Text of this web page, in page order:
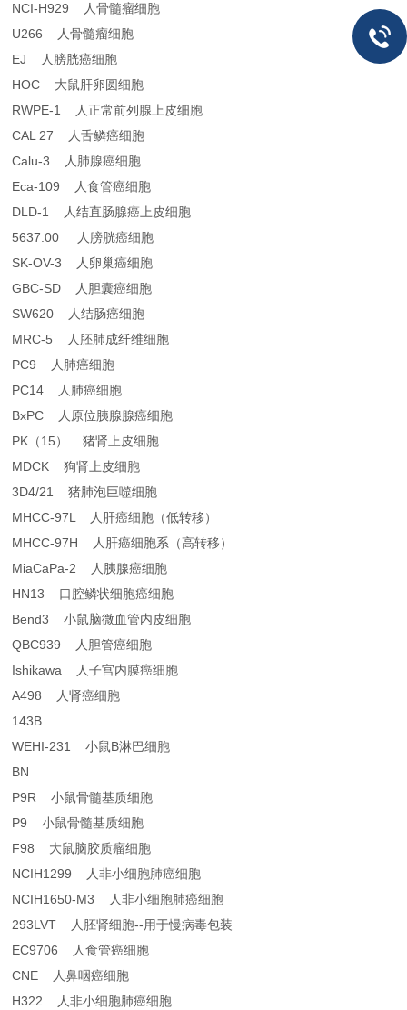
NCI-H929 人骨髓瘤细胞
U266 人骨髓瘤细胞
EJ 人膀胱癌细胞
HOC 大鼠肝卵圆细胞
RWPE-1 人正常前列腺上皮细胞
CAL 27 人舌鳞癌细胞
Calu-3 人肺腺癌细胞
Eca-109 人食管癌细胞
DLD-1 人结直肠腺癌上皮细胞
5637.00 人膀胱癌细胞
SK-OV-3 人卵巢癌细胞
GBC-SD 人胆囊癌细胞
SW620 人结肠癌细胞
MRC-5 人胚肺成纤维细胞
PC9 人肺癌细胞
PC14 人肺癌细胞
BxPC 人原位胰腺腺癌细胞
PK（15） 猪肾上皮细胞
MDCK 狗肾上皮细胞
3D4/21 猪肺泡巨噬细胞
MHCC-97L 人肝癌细胞（低转移）
MHCC-97H 人肝癌细胞系（高转移）
MiaCaPa-2 人胰腺癌细胞
HN13 口腔鳞状细胞癌细胞
Bend3 小鼠脑微血管内皮细胞
QBC939 人胆管癌细胞
Ishikawa 人子宫内膜癌细胞
A498 人肾癌细胞
143B
WEHI-231 小鼠B淋巴细胞
BN
P9R 小鼠骨髓基质细胞
P9 小鼠骨髓基质细胞
F98 大鼠脑胶质瘤细胞
NCIH1299 人非小细胞肺癌细胞
NCIH1650-M3 人非小细胞肺癌细胞
293LVT 人胚肾细胞--用于慢病毒包装
EC9706 人食管癌细胞
CNE 人鼻咽癌细胞
H322 人非小细胞肺癌细胞